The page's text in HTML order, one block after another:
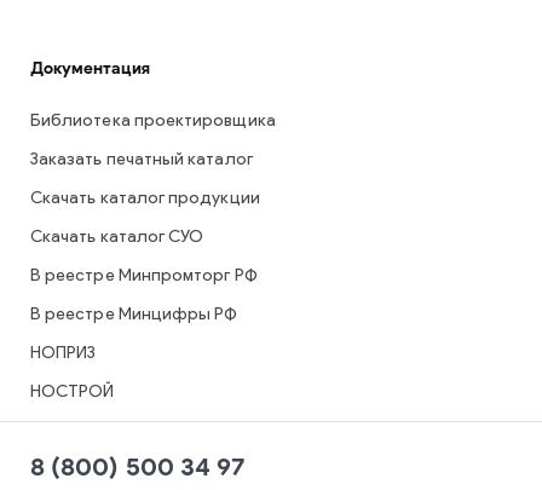
Документация
Библиотека проектировщика
Заказать печатный каталог
Скачать каталог продукции
Скачать каталог СУО
В реестре Минпромторг РФ
В реестре Минцифры РФ
НОПРИЗ
НОСТРОЙ
8 (800) 500 34 97